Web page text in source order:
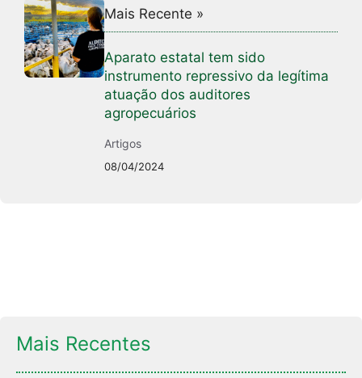
Mais Recente »
Aparato estatal tem sido
instrumento repressivo da legítima
atuação dos auditores
agropecuários
Artigos
08/04/2024
Mais Recentes